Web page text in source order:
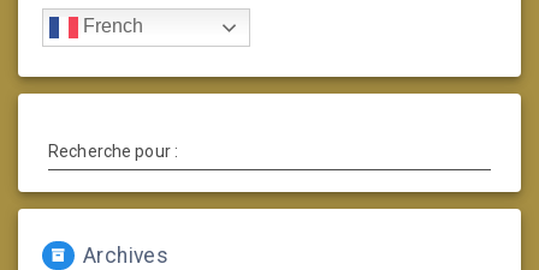
French
Recherche pour :
Archives